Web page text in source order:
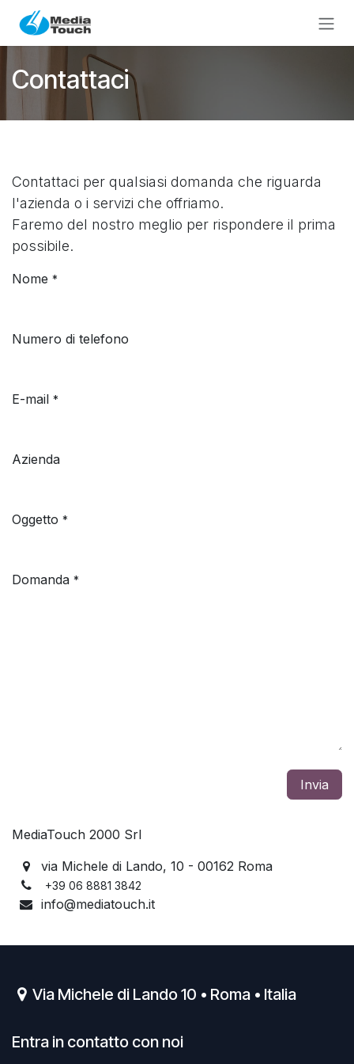
Passa al contenuto
Contattaci
Contattaci per qualsiasi domanda che riguarda
l'azienda o i servizi che offriamo.
Faremo del nostro meglio per rispondere il prima
possibile.
Nome *
Numero di telefono
E-mail *
Azienda
Oggetto *
Domanda *
Invia
MediaTouch 2000 Srl
via Michele di Lando, 10 - 00162 Roma
+39 06 8881 3842
info@mediatouch.it
Via Michele di Lando 10 • Roma • Italia
Entra in contatto con noi